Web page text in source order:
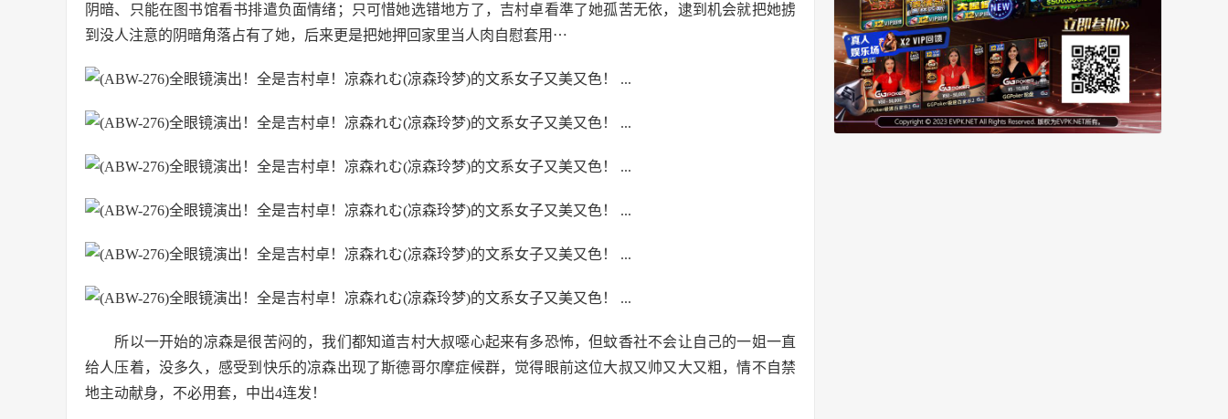
阴暗、只能在图书馆看书排遣负面情绪；只可惜她选错地方了，吉村卓看準了她孤苦无依，逮到机会就把她掳
到没人注意的阴暗角落占有了她，后来更是把她押回家里当人肉自慰套用⋯
所以一开始的凉森是很苦闷的，我们都知道吉村大叔噁心起来有多恐怖，但蚊香社不会让自己的一姐一直
给人压着，没多久，感受到快乐的凉森出现了斯德哥尔摩症候群，觉得眼前这位大叔又帅又大又粗，情不自禁
地主动献身，不必用套，中出4连发！